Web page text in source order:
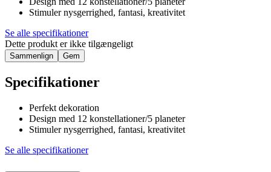
Stimuler nysgerrighed, fantasi, kreativitet
Se alle specifikationer
Dette produkt er ikke tilgængeligt
Sammenlign Gem
Specifikationer
Perfekt dekoration
Design med 12 konstellationer/5 planeter
Stimuler nysgerrighed, fantasi, kreativitet
Se alle specifikationer